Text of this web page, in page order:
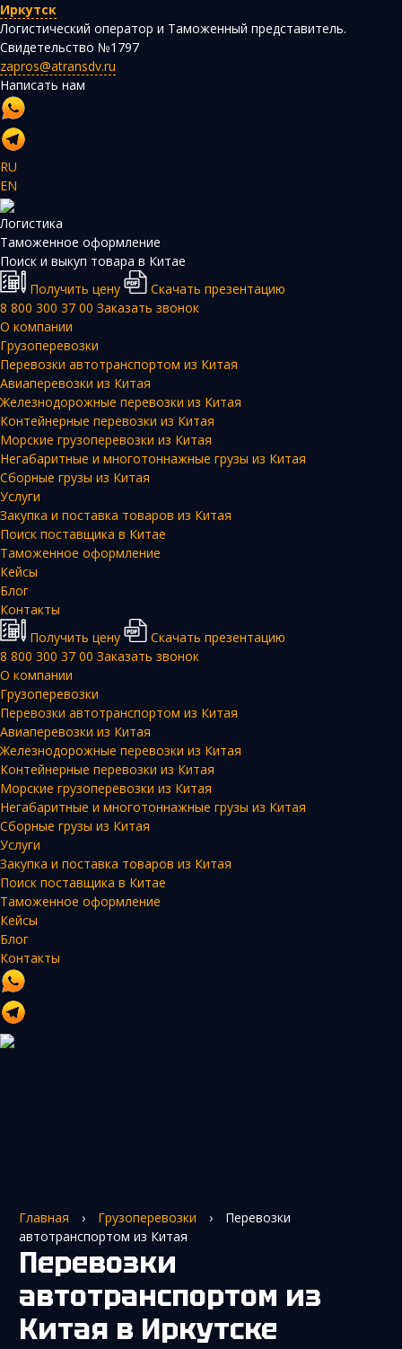
Иркутск
Логистический оператор и Таможенный представитель.
Свидетельство №1797
zapros@atransdv.ru
Написать нам
RU
EN
Логистика
Таможенное оформление
Поиск и выкуп товара в Китае
Получить цену
Скачать презентацию
8 800 300 37 00 Заказать звонок
О компании
Грузоперевозки
Перевозки автотранспортом из Китая
Авиаперевозки из Китая
Железнодорожные перевозки из Китая
Контейнерные перевозки из Китая
Морские грузоперевозки из Китая
Негабаритные и многотоннажные грузы из Китая
Сборные грузы из Китая
Услуги
Закупка и поставка товаров из Китая
Поиск поставщика в Китае
Таможенное оформление
Кейсы
Блог
Контакты
Получить цену
Скачать презентацию
8 800 300 37 00 Заказать звонок
О компании
Грузоперевозки
Перевозки автотранспортом из Китая
Авиаперевозки из Китая
Железнодорожные перевозки из Китая
Контейнерные перевозки из Китая
Морские грузоперевозки из Китая
Негабаритные и многотоннажные грузы из Китая
Сборные грузы из Китая
Услуги
Закупка и поставка товаров из Китая
Поиск поставщика в Китае
Таможенное оформление
Кейсы
Блог
Контакты
Главная › Грузоперевозки ›
Перевозки
автотранспортом из Китая
Перевозки
автотранспортом из
Китая в Иркутске